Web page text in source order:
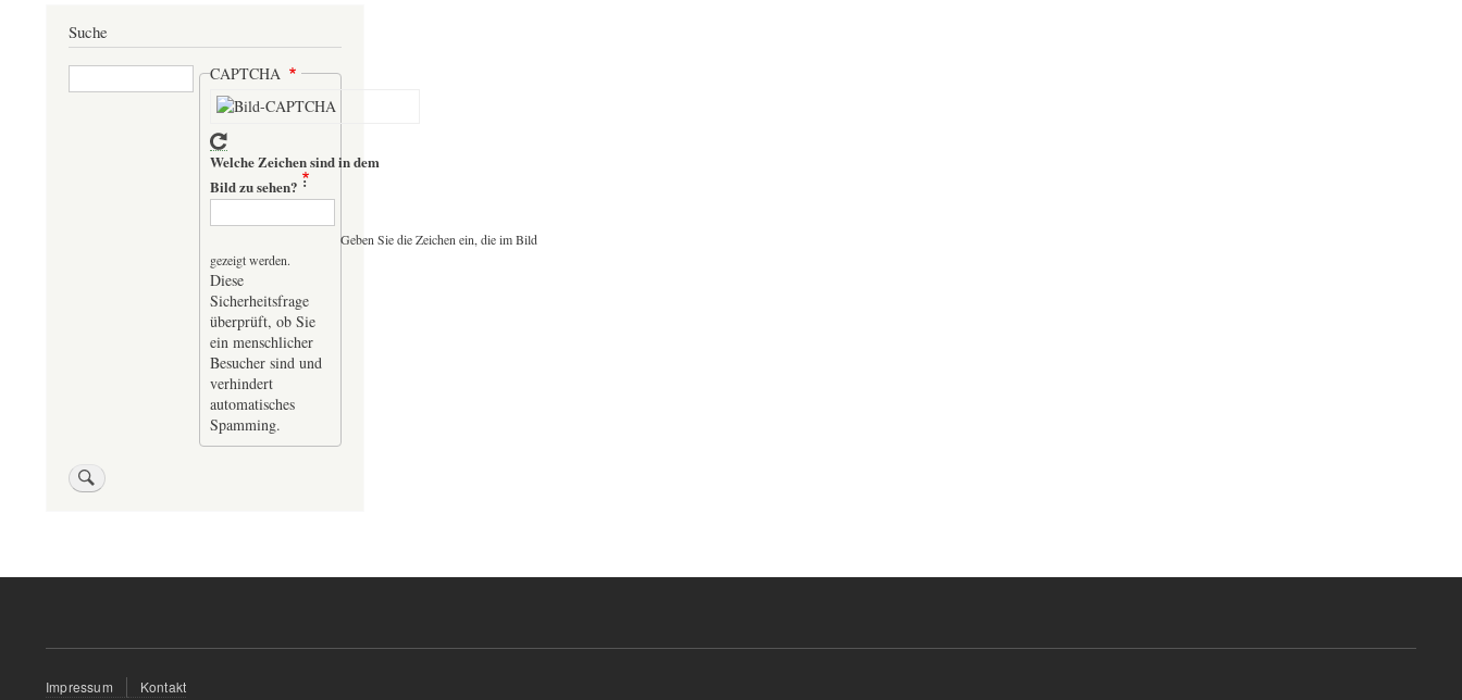
Suche
Suche CAPTCHA
Welche Zeichen sind in dem
Bild zu sehen?
Geben Sie die Zeichen ein, die im Bild
gezeigt werden.
Diese
Sicherheitsfrage
überprüft, ob Sie
ein menschlicher
Besucher sind und
verhindert
automatisches
Spamming.
Fußzeilenmenü
Impressum Kontakt